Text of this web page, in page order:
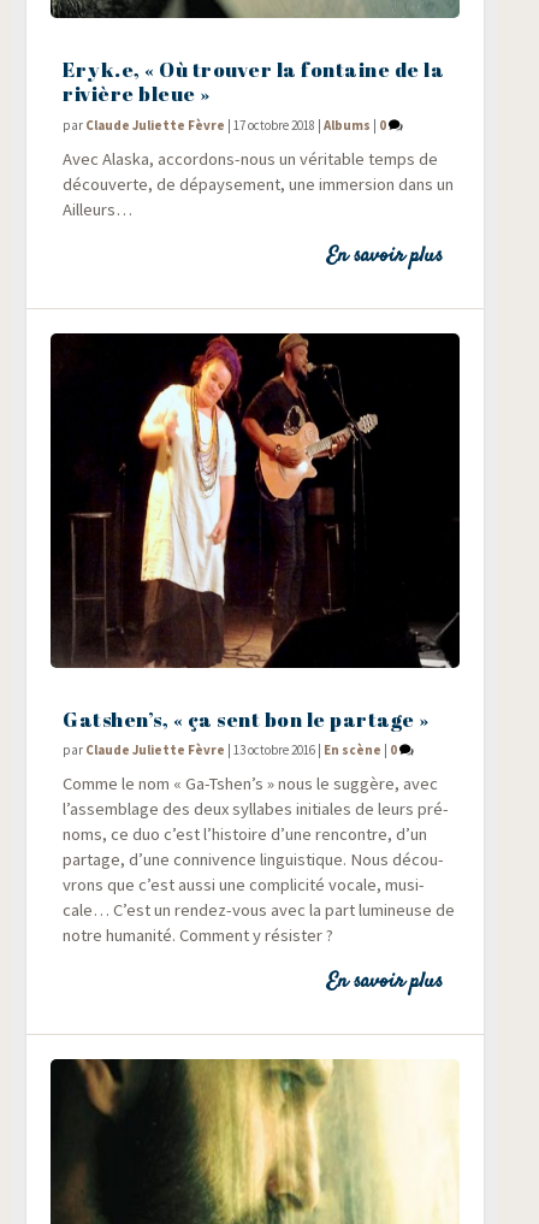
Eryk.e, « Où trouver la fontaine de la
rivière bleue »
par Claude Juliette Fèvre | 17 octobre 2018 |Albums | 0
Avec Alas­ka, accor­dons-nous un véri­table temps de
décou­verte, de dépay­se­ment, une immer­sion dans un
Ailleurs…
En savoir plus
Gatshen’s, « ça sent bon le partage »
par Claude Juliette Fèvre |13 octobre 2016 En scène 0
Comme le nom « Ga-Tshen’s » nous le sug­gère, avec
l’assemblage des deux syl­labes ini­tiales de leurs pré­
noms, ce duo c’est l’histoire d’une ren­contre, d’un
par­tage, d’une conni­vence lin­guis­tique. Nous décou­
vrons que c’est aus­si une com­pli­ci­té vocale, musi­
cale… C’est un ren­dez-vous avec la part lumi­neuse de
notre huma­ni­té. Com­ment y résister ?
En savoir plus